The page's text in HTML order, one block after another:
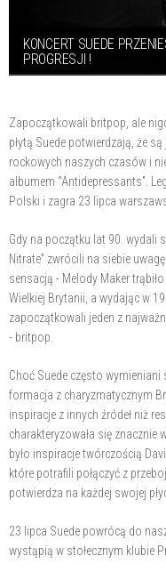
KONCERT SUEDE
PROGRESJI !
Zapoczątkowali britpop, ale
płytą Suede potwierdzają, że
rockowych naszych czasów i
albumem “Antidepressants”.
Polski i zagra 23 lipca
Gdy na początku lat 90. wydali
Nitrate” zwrócili na siebie
sensacją - Melody Maker
Wielkiej Brytanii, a wydając w
zapoczątkowali jeden z
- britpop.
Choć Suede często
formacja z charyzmatycznym
inspiracje z innych źródeł niż
charakteryzowała się znacznie
było inspiracje twórczością
które potrafili połączyć z
potwierdza na każdej swojej
23 lipca Suede powrócą do
wystąpią w stołecznym klubie